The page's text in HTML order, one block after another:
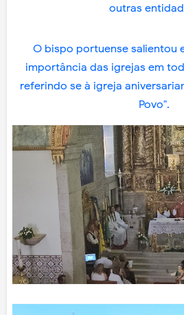
outras
O bispo portuense salientou
importância das igrejas em
referindo se à igreja
Povo".